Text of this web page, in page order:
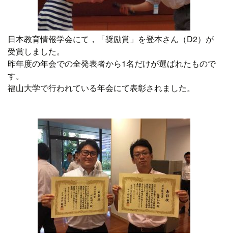
日本教育情報学会にて，「奨励賞」を登本さん（D2）が
受賞しました。
昨年度の年会での全発表者から1名だけが選ばれたもので
す。
福山大学で行われている年会にて表彰されました。